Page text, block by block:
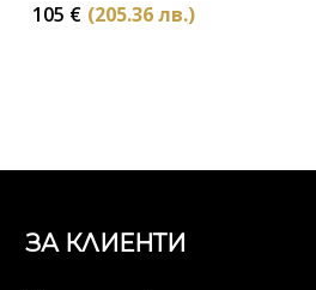
105 € (205.36 лв.)
ЗА КЛИЕНТИ